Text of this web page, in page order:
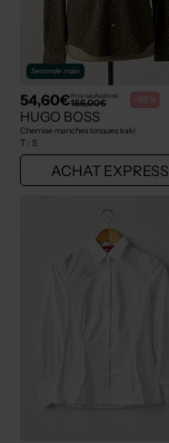
Seconde main
54,60€Prix neuf estimé :
156,00€ -65%
HUGO BOSS
Chemise manches longues kaki
T : S
ACHAT EXPRESS